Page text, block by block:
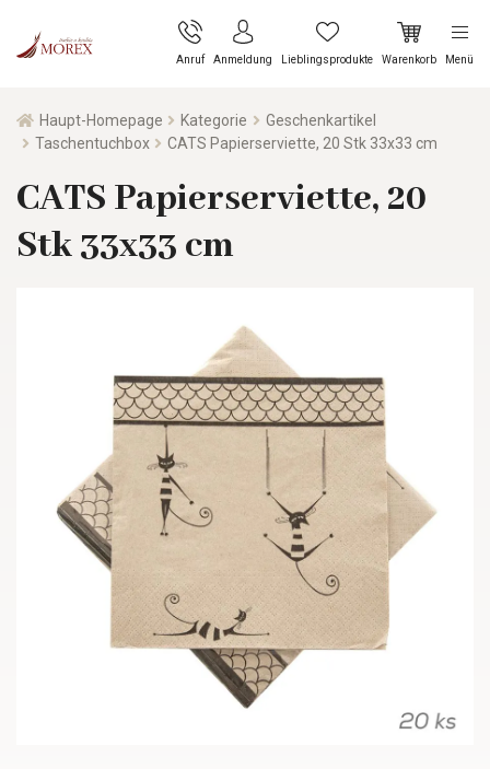
Anruf Anmeldung Lieblingsprodukte Warenkorb Menü
Haupt-Homepage Kategorie
Geschenkartikel
Taschentuchbox
CATS Papierserviette, 20 Stk 33x33 cm
CATS Papierserviette, 20
Stk 33x33 cm